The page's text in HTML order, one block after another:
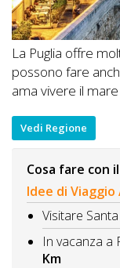
La Puglia offre
possono fare
ama vivere il
Vedi Regione
Cosa fare con
Idee di Viaggio
Visitare
In vacanza a
Km